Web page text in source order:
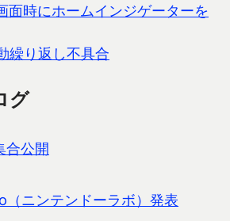
面時にホームインジゲーターを
繰り返し不具合
グ
合公開
ニンテンドーラボ）発表